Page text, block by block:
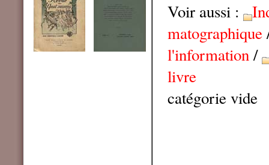
Voir aussi :
matographique
l'information/
livre
catégorie vide